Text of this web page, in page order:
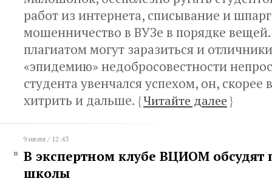
работ из интернета, списывание и
мошенничество в ВУЗе в порядке вещей.
плагиатом могут заразиться и
«эпидемию» недобросовестности
студента увенчался успехом, он, скорее
хитрить и дальше. {Читайте далее}
9 июля / 12:43
В экспертном клубе ВЦИОМ обсудят
школы